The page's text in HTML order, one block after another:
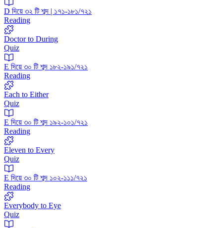
D দিয়ে ৩২ টি শব্দ | ১৭১-১৮১/৭২১
Reading
Doctor to During
Quiz
E দিয়ে ৩০ টি শব্দ ১৮২-১৯১/৭২১
Reading
Each to Either
Quiz
E দিয়ে ৩০ টি শব্দ ১৯২-১০১/৭২১
Reading
Eleven to Every
Quiz
E দিয়ে ৩০ টি শব্দ ১০২-১১১/৭২১
Reading
Everybody to Eye
Quiz